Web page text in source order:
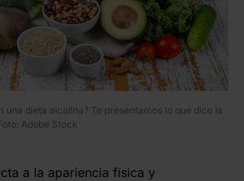
una dieta alcalina? Te presentamos lo que dice la
Adobe Stock
a la apariencia física y